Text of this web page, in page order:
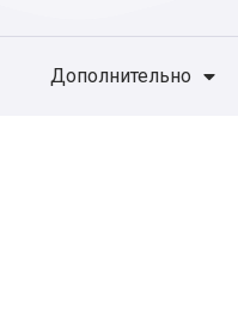
Дополнительно